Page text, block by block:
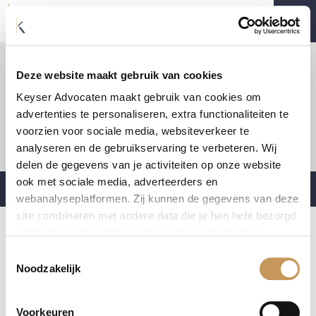
Deze website maakt gebruik van cookies
Keyser Advocaten maakt gebruik van cookies om
advertenties te personaliseren, extra functionaliteiten te
voorzien voor sociale media, websiteverkeer te
analyseren en de gebruikservaring te verbeteren. Wij
delen de gegevens van je activiteiten op onze website
ook met sociale media, adverteerders en
webanalyseplatformen. Zij kunnen de gegevens van deze
site combineren met andere data die je hen hebt bezorgd
Indien je dat toestaat, kunnen wij of onze partners onder
Noodzakelijk
Voorkeuren
Waalsekaai 62, 2000 Antwerpen
+32 3 501 99 96
secretariaat@keyseradvocaten.be
Cookie policy–Privacy policy–Pers
Webdesign byDexVille